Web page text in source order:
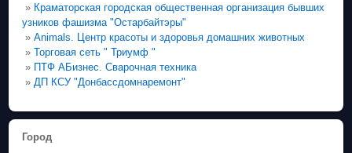
» Краматорская городская общественная организация бывших
узников фашизма "Остарбайтэры"
»Animals. Центр красоты и здоровья домашних животных
»Торговая сеть " Триумф "
» ПТФ АБизнес. Сварочная техника
» ДП КСУ "Донбассдомнаремонт"
Город